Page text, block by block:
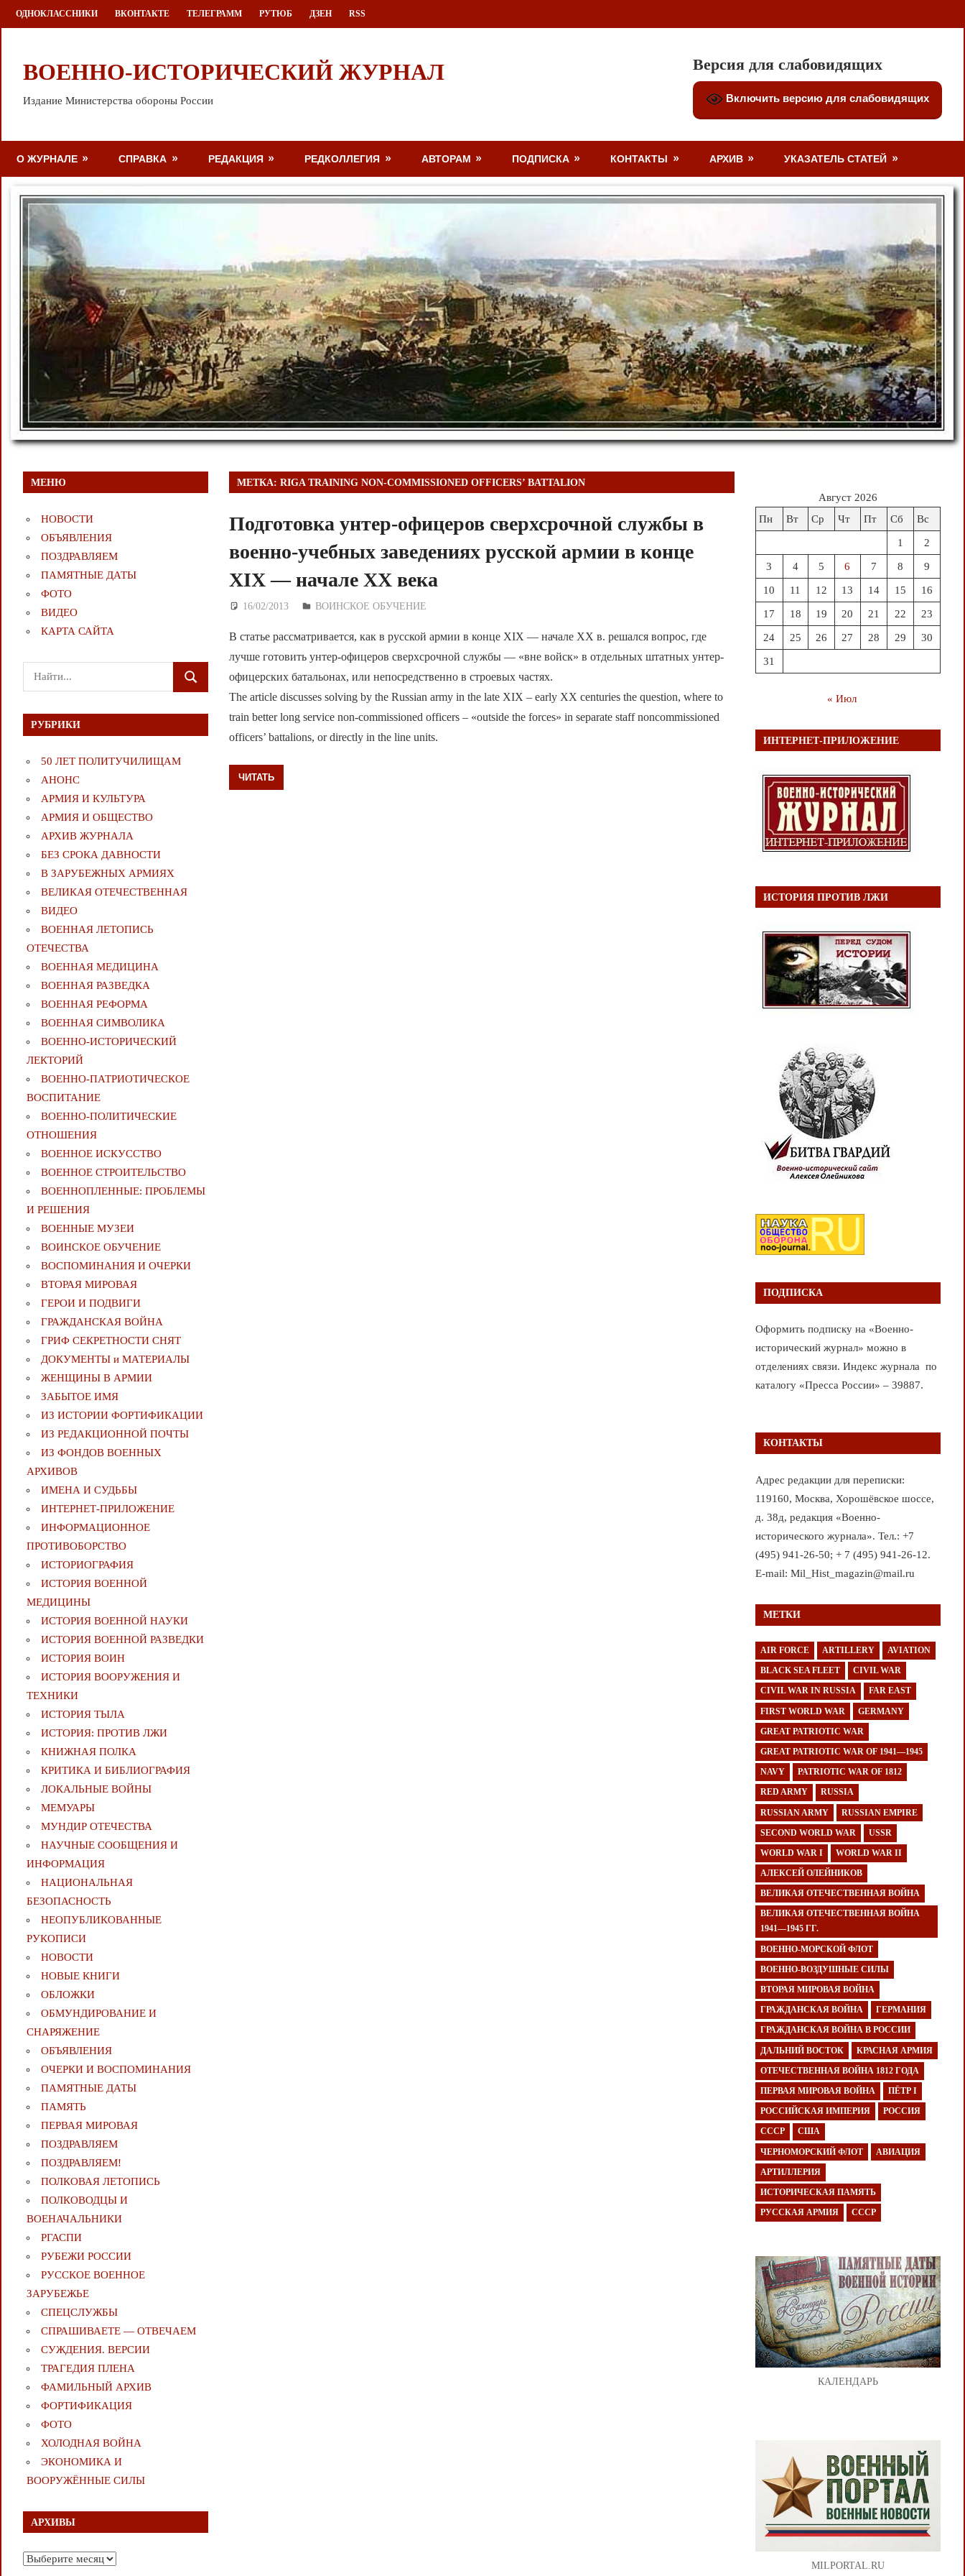
Перейти
к
ОДНОКЛАССНИКИ ВКОНТАКТЕ ТЕЛЕГРАММ РУТЮБ ДЗЕН RSS
ВОЕННО-ИСТОРИЧЕСКИЙ ЖУРНАЛ
Издание Министерства обороны России
Версия для слабовидящих
Включить версию для слабовидящих
О ЖУРНАЛЕ СПРАВКА РЕДАКЦИЯ РЕДКОЛЛЕГИЯ АВТОРАМ ПОДПИСКА КОНТАКТЫ АРХИВ УКАЗАТЕЛЬ СТАТЕЙ
МЕТКА:RIGA TRAINING NON-COMMISSIONED OFFICERS’ BATTALION
Подготовка унтер-офицеров сверхсрочной службы в
военно-учебных заведениях русской армии в конце
XIX — начале XX века
16/02/2013 Дежурный по Редакции
ВОИНСКОЕ ОБУЧЕНИЕ
В статье рассматривается, как в русской армии в конце XIX — начале XX в. решался вопрос, где
лучше готовить унтер-офицеров сверхсрочной службы — «вне войск» в отдельных штатных унтер-
офицерских батальонах, или непосредственно в строевых частях.
The article discusses solving by the Russian army in the late XIX – early XX centuries the question, where to
train better long service non-commissioned officers – «outside the forces» in separate staff noncommissioned
officers’ battalions, or directly in the line units.
ЧИТАТЬ
МЕНЮ
НОВОСТИ
ОБЪЯВЛЕНИЯ
ПОЗДРАВЛЯЕМ
ПАМЯТНЫЕ ДАТЫ
ФОТО
ВИДЕО
КАРТА САЙТА
Поиск
для:
ПОИСК
РУБРИКИ
50 ЛЕТ ПОЛИТУЧИЛИЩАМ
АНОНС
АРМИЯ И КУЛЬТУРА
АРМИЯ И ОБЩЕСТВО
АРХИВ ЖУРНАЛА
БЕЗ СРОКА ДАВНОСТИ
В ЗАРУБЕЖНЫХ АРМИЯХ
ВЕЛИКАЯ ОТЕЧЕСТВЕННАЯ
ВИДЕО
ВОЕННАЯ ЛЕТОПИСЬ
ОТЕЧЕСТВА
ВОЕННАЯ МЕДИЦИНА
ВОЕННАЯ РАЗВЕДКА
ВОЕННАЯ РЕФОРМА
ВОЕННАЯ СИМВОЛИКА
ВОЕННО-ИСТОРИЧЕСКИЙ
ЛЕКТОРИЙ
ВОЕННО-ПАТРИОТИЧЕСКОЕ
ВОСПИТАНИЕ
ВОЕННО-ПОЛИТИЧЕСКИE
ОТНОШЕНИЯ
ВОЕННОЕ ИСКУССТВО
ВОЕННОЕ СТРОИТЕЛЬСТВО
ВОЕННОПЛЕННЫЕ: ПРОБЛЕМЫ
И РЕШЕНИЯ
ВОЕННЫЕ МУЗЕИ
ВОИНСКОЕ ОБУЧЕНИЕ
ВОСПОМИНАНИЯ И ОЧЕРКИ
ВТОРАЯ МИРОВАЯ
ГЕРОИ И ПОДВИГИ
ГРАЖДАНСКАЯ ВОЙНА
ГРИФ СЕКРЕТНОСТИ СНЯТ
ДОКУМЕНТЫ и МАТЕРИАЛЫ
ЖЕНЩИНЫ В АРМИИ
ЗАБЫТОЕ ИМЯ
ИЗ ИСТОРИИ ФОРТИФИКАЦИИ
ИЗ РЕДАКЦИОННОЙ ПОЧТЫ
ИЗ ФОНДОВ ВОЕННЫХ
АРХИВОВ
ИМЕНА И СУДЬБЫ
ИНТЕРНЕТ-ПРИЛОЖЕНИЕ
ИНФОРМАЦИОННОЕ
ПРОТИВОБОРСТВО
ИСТОРИОГРАФИЯ
ИСТОРИЯ ВОЕННОЙ
МЕДИЦИНЫ
ИСТОРИЯ ВОЕННОЙ НАУКИ
ИСТОРИЯ ВОЕННОЙ РАЗВЕДКИ
ИСТОРИЯ ВОИН
ИСТОРИЯ ВООРУЖЕНИЯ И
ТЕХНИКИ
ИСТОРИЯ ТЫЛА
ИСТОРИЯ: ПРОТИВ ЛЖИ
КНИЖНАЯ ПОЛКА
КРИТИКА И БИБЛИОГРАФИЯ
ЛОКАЛЬНЫЕ ВОЙНЫ
МЕМУАРЫ
МУНДИР ОТЕЧЕСТВА
НАУЧНЫЕ СООБЩЕНИЯ И
ИНФОРМАЦИЯ
НАЦИОНАЛЬНАЯ
БЕЗОПАСНОСТЬ
НЕОПУБЛИКОВАННЫЕ
РУКОПИСИ
НОВОСТИ
НОВЫЕ КНИГИ
ОБЛОЖКИ
ОБМУНДИРОВАНИЕ И
СНАРЯЖЕНИЕ
ОБЪЯВЛЕНИЯ
ОЧЕРКИ И ВОСПОМИНАНИЯ
ПАМЯТНЫЕ ДАТЫ
ПАМЯТЬ
ПЕРВАЯ МИРОВАЯ
ПОЗДРАВЛЯЕМ
ПОЗДРАВЛЯЕМ!
ПОЛКОВАЯ ЛЕТОПИСЬ
ПОЛКОВОДЦЫ И
ВОЕНАЧАЛЬНИКИ
РГАСПИ
РУБЕЖИ РОССИИ
РУССКОЕ ВОЕННОЕ
ЗАРУБЕЖЬЕ
СПЕЦСЛУЖБЫ
СПРАШИВАЕТЕ — ОТВЕЧАЕМ
СУЖДЕНИЯ. ВЕРСИИ
ТРАГЕДИЯ ПЛЕНА
ФАМИЛЬНЫЙ АРХИВ
ФОРТИФИКАЦИЯ
ФОТО
ХОЛОДНАЯ ВОЙНА
ЭКОНОМИКА И
ВООРУЖЁННЫЕ СИЛЫ
АРХИВЫ
Архивы
Август 2026
Пн
Вт Ср Чт Пт Сб Вс
1 2
3 4 5 6 7 8 9
10 11 12 13 14 15 16
17 18 19 20 21 22 23
24 25 26 27 28 29 30
31
« Июл
ИНТЕРНЕТ-ПРИЛОЖЕНИЕ
ИСТОРИЯ ПРОТИВ ЛЖИ
ПОДПИСКА
Оформить подписку на «Военно-
исторический журнал» можно в
отделениях связи. Индекс журнала по
каталогу «Пресса России» – 39887.
КОНТАКТЫ
Адрес редакции для переписки:
119160, Москва, Хорошёвское шоссе,
д. 38д, редакция «Военно-
исторического журнала». Тел.: +7
(495) 941-26-50; + 7 (495) 941-26-12.
E-mail: Mil_Hist_magazin@mail.ru
МЕТКИ
AIR FORCE ARTILLERY AVIATION
BLACK SEA FLEET CIVIL WAR
CIVIL WAR IN RUSSIA FAR EAST
FIRST WORLD WAR GERMANY
GREAT PATRIOTIC WAR
GREAT PATRIOTIC WAR OF 1941—1945
NAVY PATRIOTIC WAR OF 1812
RED ARMY RUSSIA
RUSSIAN ARMY RUSSIAN EMPIRE
SECOND WORLD WAR USSR
WORLD WAR I WORLD WAR II
АЛЕКСЕЙ ОЛЕЙНИКОВ
ВЕЛИКАЯ ОТЕЧЕСТВЕННАЯ ВОЙНА
ВЕЛИКАЯ ОТЕЧЕСТВЕННАЯ ВОЙНА
1941—1945 ГГ.
ВОЕННО-МОРСКОЙ ФЛОТ
ВОЕННО-ВОЗДУШНЫЕ СИЛЫ
ВТОРАЯ МИРОВАЯ ВОЙНА
ГРАЖДАНСКАЯ ВОЙНА ГЕРМАНИЯ
ГРАЖДАНСКАЯ ВОЙНА В РОССИИ
ДАЛЬНИЙ ВОСТОК КРАСНАЯ АРМИЯ
ОТЕЧЕСТВЕННАЯ ВОЙНА 1812 ГОДА
ПЕРВАЯ МИРОВАЯ ВОЙНА ПЁТР I
РОССИЙСКАЯ ИМПЕРИЯ РОССИЯ
СССР США
ЧЕРНОМОРСКИЙ ФЛОТ АВИАЦИЯ
АРТИЛЛЕРИЯ
ИСТОРИЧЕСКАЯ ПАМЯТЬ
РУССКАЯ АРМИЯ СССР
КАЛЕНДАРЬ
MILPORTAL.RU